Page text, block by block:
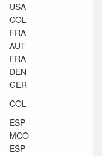
USA
COL
FRA
AUT
FRA
DEN
GER
COL
ESP
MCO
ESP